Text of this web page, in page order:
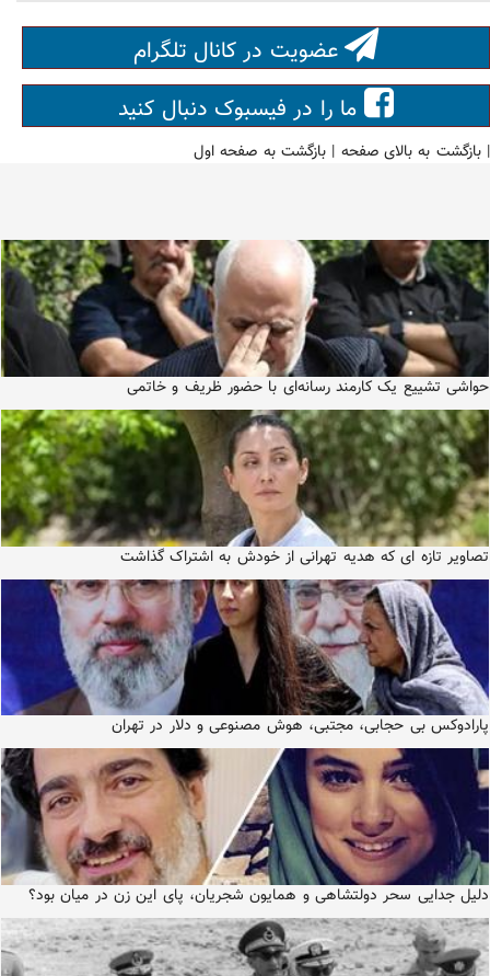
عضویت در کانال تلگرام
ما را در فیسبوک دنبال کنید
|بازگشت به بالای صفحه |بازگشت به صفحه اول
حواشی تشییع یک کارمند رسانه‌ای با حضور ظریف و خاتمی
تصاویر تازه ای که هدیه تهرانی از خودش به اشتراک گذاشت
پارادوکس بی حجابی، مجتبی، هوش مصنوعی و دلار در تهران
دلیل جدایی سحر دولتشاهی و همایون شجریان، پای این زن در میان بود؟